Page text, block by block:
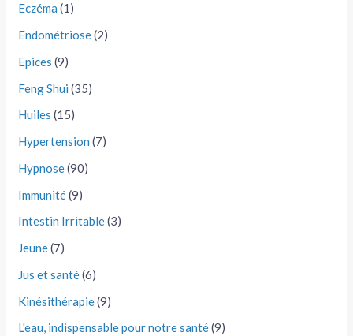
Eczéma (1)
Endométriose(2)
Epices (9)
Feng Shui (35)
Huiles (15)
Hypertension (7)
Hypnose(90)
Immunité(9)
Intestin Irritable(3)
Jeune(7)
Jus et santé(6)
Kinésithérapie(9)
L'eau, indispensable pour notre santé(9)